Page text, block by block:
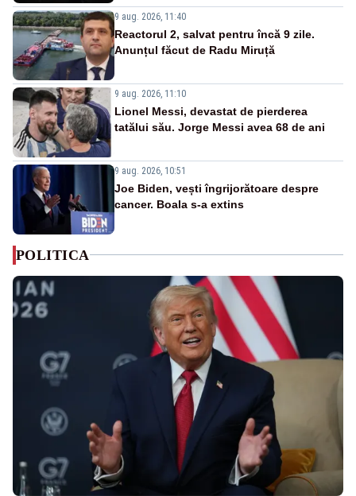
9 aug. 2026, 11:40
Reactorul 2, salvat pentru încă 9 zile.
Anunțul făcut de Radu Miruță
9 aug. 2026, 11:10
Lionel Messi, devastat de pierderea
tatălui său. Jorge Messi avea 68 de ani
9 aug. 2026, 10:51
Joe Biden, vești îngrijorătoare despre
cancer. Boala s-a extins
POLITICA